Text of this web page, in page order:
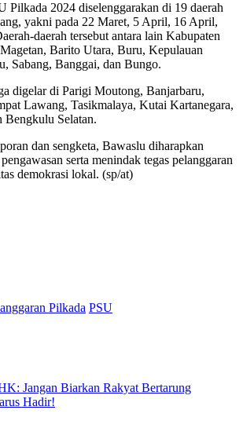
Pilkada 2024 diselenggarakan di 19 daerah
yakni pada 22 Maret, 5 April, 16 April,
daerah tersebut antara lain Kabupaten
Barito Utara, Buru, Kepulauan
Sabang, Banggai, dan Bungo.
digelar di Parigi Moutong, Banjarbaru,
Lawang, Tasikmalaya, Kutai Kartanegara,
Bengkulu Selatan.
dan sengketa, Bawaslu diharapkan
serta menindak tegas pelanggaran
demokrasi lokal. (sp/at)
Pilkada PSU
Jangan Biarkan Rakyat Bertarung
Hadir!